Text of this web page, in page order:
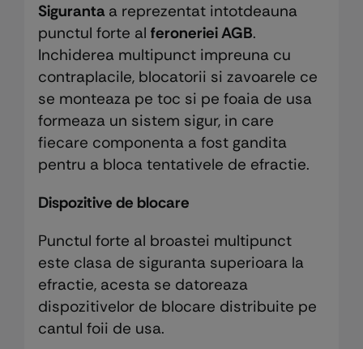
Siguranta a reprezentat intotdeauna
punctul forte al feroneriei AGB.
Inchiderea multipunct impreuna cu
contraplacile, blocatorii si zavoarele ce
se monteaza pe toc si pe foaia de usa
formeaza un sistem sigur, in care
fiecare componenta a fost gandita
pentru a bloca tentativele de efractie.
Dispozitive de blocare
Punctul forte al broastei multipunct
este clasa de siguranta superioara la
efractie, acesta se datoreaza
dispozitivelor de blocare distribuite pe
cantul foii de usa.